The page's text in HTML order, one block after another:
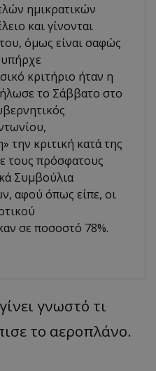
ημικρατικών
και γίνονται
όμως είναι σαφώς
κριτήριο ήταν η
το Σάββατο στο
την κριτική κατά της
τους πρόσφατους
Συμβούλια
αφού όπως είπε, οι
σε ποσοστό 78%.
γνωστό τι
το αεροπλάνο.